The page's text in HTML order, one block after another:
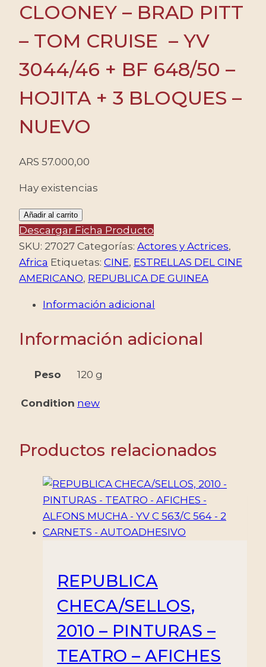
CLOONEY – BRAD PITT
– TOM CRUISE – YV
3044/46 + BF 648/50 –
HOJITA + 3 BLOQUES –
NUEVO
ARS 57.000,00
Hay existencias
GUINEA/SELLOS,
2007
-
CINE
-
CLOONEY
BRAD
CRUISE
3044/46
648/50
HOJITA
BLOQUES
cantidad
Añadir al carrito
Descargar Ficha Producto
SKU: 27027 Categorías: Actores y Actrices,
Africa Etiquetas: CINE, ESTRELLAS DEL CINE
AMERICANO, REPUBLICA DE GUINEA
Información adicional
Información adicional
Peso 120 g
Condition new
Productos relacionados
REPUBLICA
CHECA/SELLOS,
2010 – PINTURAS –
TEATRO – AFICHES